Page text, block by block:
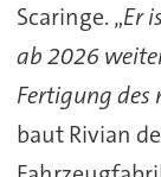
Scaringe. „Er
ab 2026
Fertigung des
baut Rivian